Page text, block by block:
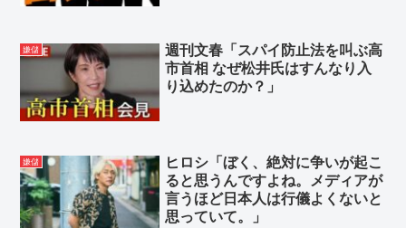
嫌儲
週刊文春「スパイ防止法を叫ぶ高
市首相 なぜ松井氏はすんなり入
り込めたのか？」
嫌儲
ヒロシ「ぼく、絶対に争いが起こ
ると思うんですよね。メディアが
言うほど日本人は行儀よくないと
思っていて。」